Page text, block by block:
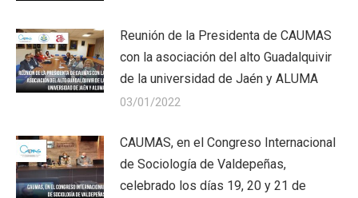
Reunión de la Presidenta de CAUMAS
con la asociación del alto Guadalquivir
de la universidad de Jaén y ALUMA
03/01/2022
CAUMAS, en el Congreso Internacional
de Sociología de Valdepeñas,
celebrado los días 19, 20 y 21 de